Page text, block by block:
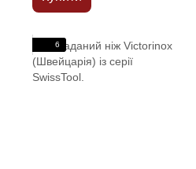
6